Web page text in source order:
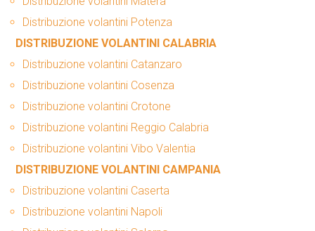
Distribuzione volantini Potenza
DISTRIBUZIONE VOLANTINI CALABRIA
Distribuzione volantini Catanzaro
Distribuzione volantini Cosenza
Distribuzione volantini Crotone
Distribuzione volantini Reggio Calabria
Distribuzione volantini Vibo Valentia
DISTRIBUZIONE VOLANTINI CAMPANIA
Distribuzione volantini Caserta
Distribuzione volantini Napoli